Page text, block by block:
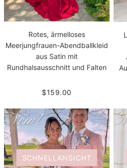
Rotes, ärmelloses
Meerjungfrauen-Abendballkleid
aus Satin mit
Rundhalsausschnitt und Falten
$159.00
SCHNELLANSICHT